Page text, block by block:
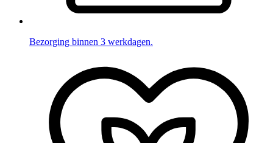
Bezorging binnen 3 werkdagen.